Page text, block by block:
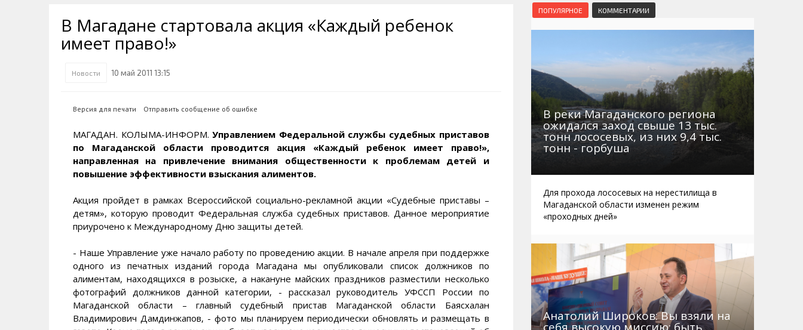
Их надо знать. Галерея славы
Достопримечательности
Песни о Колыме
3D районы города
Маршруты. Улицы, остановки
Автобусы Магадан – Аэропорт
Таблица приливов отливов
Наркоте нет
Аэропорт Магадан
Полицейских не бить
Аварии ДТП
Визит
Алименты
Косторезы Магадана
Мошенники
Интернет
Браконьеры
В Магадане стартовала акция «Каждый ребенок
имеет право!»
Новости 10 май 2011 13:15
Версия для печати Отправить сообщение об ошибке
МАГАДАН. КОЛЫМА-ИНФОРМ.Управлением Федеральной службы судебных приставов
по Магаданской области проводится акция «Каждый ребенок имеет право!»,
направленная на привлечение внимания общественности к проблемам детей и
повышение эффективности взыскания алиментов.
Акция пройдет в рамках Всероссийской социально-рекламной акции «Судебные приставы –
детям», которую проводит Федеральная служба судебных приставов. Данное мероприятие
приурочено к Международному Дню защиты детей.
- Наше Управление уже начало работу по проведению акции. В начале апреля при поддержке
одного из печатных изданий города Магадана мы опубликовали список должников по
алиментам, находящихся в розыске, а накануне майских праздников разместили несколько
фотографий должников данной категории, - рассказал руководитель УФССП России по
Магаданской области – главный судебный пристав Магаданской области Баясхалан
Владимирович Дамдинжапов, - фото мы планируем периодически обновлять и размещать в
ПОПУЛЯРНОЕ КОММЕНТАРИИ
В реки Магаданского региона
ожидался заход свыше 13 тыс.
тонн лососевых, из них 9,4 тыс.
тонн - горбуша
Для прохода лососевых на нерестилища в
Магаданской области изменен режим
«проходных дней»
Анатолий Широков: Вы взяли на